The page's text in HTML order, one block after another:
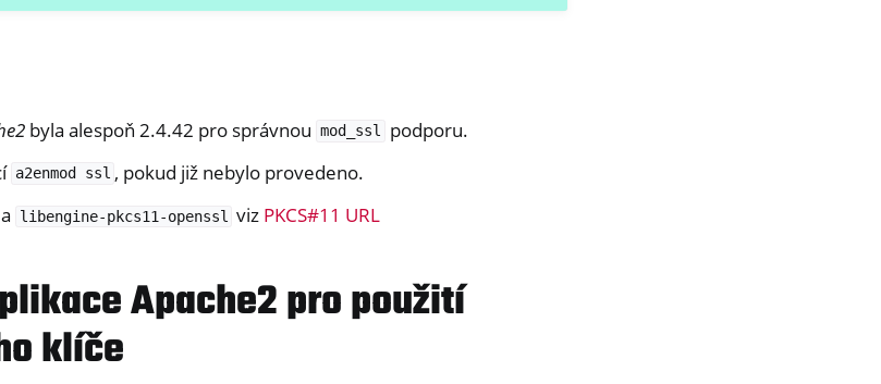
byla alespoň 2.4.42 pro správnou mod_ssl
podporu.
a2enmod ssl , pokud již nebylo provedeno.
a libengine-pkcs11-openssl viz PKCS#11 URL
Apache2 pro použití
klíče